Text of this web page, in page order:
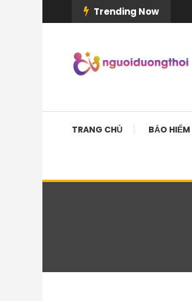
To
Trending Now
TRANG CHỦ BẢO